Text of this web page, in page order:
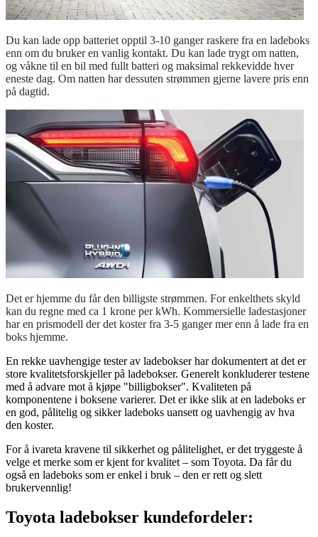
Du kan lade opp batteriet opptil 3-10 ganger raskere fra en ladeboks
enn om du bruker en vanlig kontakt. Du kan lade trygt om natten,
og våkne til en bil med fullt batteri og maksimal rekkevidde hver
eneste dag. Om natten har dessuten strømmen gjerne lavere pris enn
på dagtid.
Det er hjemme du får den billigste strømmen. For enkelthets skyld
kan du regne med ca 1 krone per kWh. Kommersielle ladestasjoner
har en prismodell der det koster fra 3-5 ganger mer enn å lade fra en
boks hjemme.
En rekke uavhengige tester av ladebokser har dokumentert at det er
store kvalitetsforskjeller på ladebokser. Generelt konkluderer testene
med å advare mot å kjøpe "billigbokser". Kvaliteten på
komponentene i boksene varierer. Det er ikke slik at en ladeboks er
en god, pålitelig og sikker ladeboks uansett og uavhengig av hva
den koster.
For å ivareta kravene til sikkerhet og pålitelighet, er det tryggeste å
velge et merke som er kjent for kvalitet – som Toyota. Da får du
også en ladeboks som er enkel i bruk – den er rett og slett
brukervennlig!
Toyota ladebokser kundefordeler: